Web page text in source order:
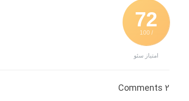
72
/ 100
امتیاز سئو
2 Comments